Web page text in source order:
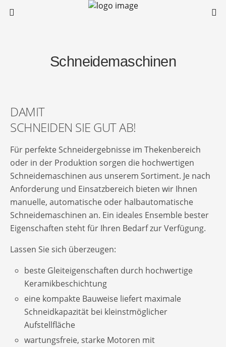
Schneidemaschinen
DAMIT
SCHNEIDEN SIE GUT AB!
Für perfekte Schneidergebnisse im Thekenbereich
oder in der Produktion sorgen die hochwertigen
Schneidemaschinen aus unserem Sortiment. Je nach
Anforderung und Einsatzbereich bieten wir Ihnen
manuelle, automatische oder halbautomatische
Schneidemaschinen an. Ein ideales Ensemble bester
Eigenschaften steht für Ihren Bedarf zur Verfügung.
Lassen Sie sich überzeugen:
beste Gleiteigenschaften durch hochwertige
Keramikbeschichtung
eine kompakte Bauweise liefert maximale
Schneidkapazität bei kleinstmöglicher
Aufstellfläche
wartungsfreie, starke Motoren mit